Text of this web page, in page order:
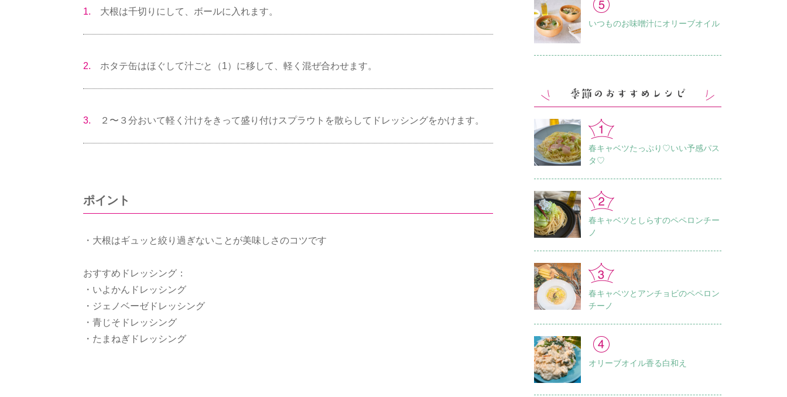
1. 大根は千切りにして、ボールに入れます。
2. ホタテ缶はほぐして汁ごと（1）に移して、軽く混ぜ合わせます。
3. ２〜３分おいて軽く汁けをきって盛り付けスプラウトを散らしてドレッシングをかけます。
ポイント
・大根はギュッと絞り過ぎないことが美味しさのコツです
おすすめドレッシング：
・いよかんドレッシング
・ジェノベーゼドレッシング
・青じそドレッシング
・たまねぎドレッシング
いつものお味噌汁に オリーブオイル
春キャベツたっぷり♡いい予感パス
タ♡
春キャベツとしらすのペペロンチー
ノ
春キャベツとアンチョビのペペロン
チーノ
オリーブオイル香る白和え